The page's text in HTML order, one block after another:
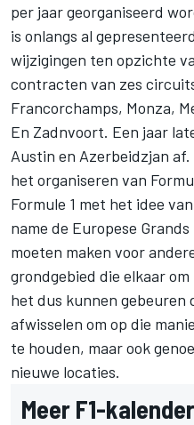
per jaar georganiseerd
is onlangs al
wijzigingen ten opzichte
contracten van zes
Francorchamps, Monza,
En Zadnvoort. Een jaar
Austin en Azerbeidzjan
het organiseren van
Formule 1 met het idee
name de Europese
moeten maken voor
grondgebied die elkaar
het dus kunnen gebeuren
afwisselen om op die
te houden, maar ook
nieuwe locaties.
Meer F1-